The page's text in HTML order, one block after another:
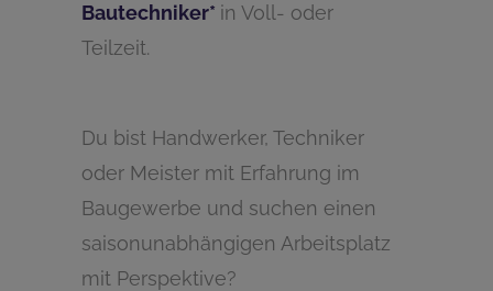
Bautechniker* in Voll- oder
Teilzeit.
Du bist Handwerker, Techniker
oder Meister mit Erfahrung im
Baugewerbe und suchen einen
saisonunabhängigen Arbeitsplatz
mit Perspektive?